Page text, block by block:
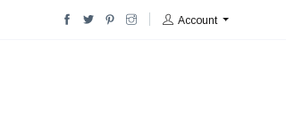
Account